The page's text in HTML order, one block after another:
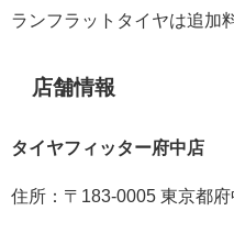
ランフラットタイヤは追加
店舗情報
タイヤフィッター府中店
住所：〒183-0005 東京都